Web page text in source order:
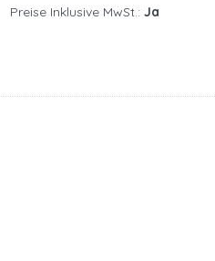
Preise Inklusive MwSt.: Ja